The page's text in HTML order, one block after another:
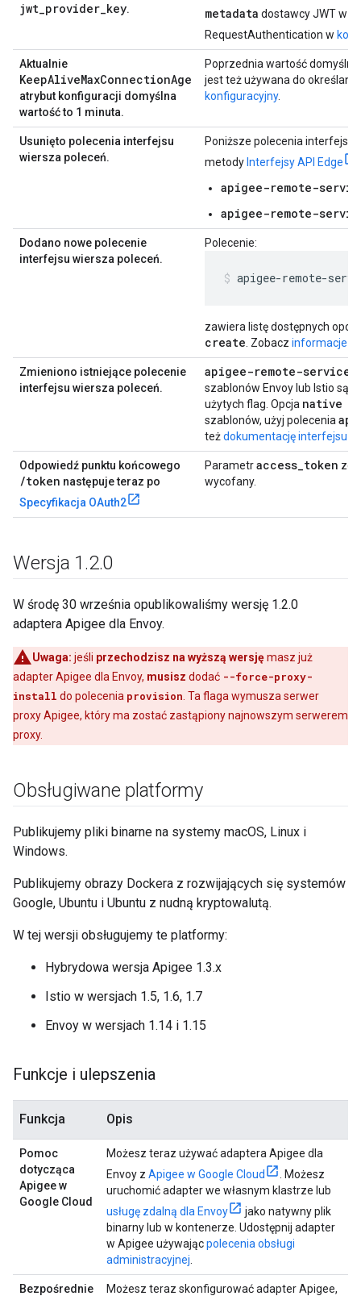
jwt_provider_key. metadata dostawcy JWT w
RequestAuthentication w
Aktualnie
KeepAliveMaxConnectionAge
atrybut konfiguracji domyślna
wartość to 1 minuta.
Poprzednia wartość
jest też używana do
konfiguracyjny.
Usunięto polecenia interfejsu
wiersza poleceń.
Poniższe polecenia interfejsu
metody Interfejsy API Edge
apigee-remote-
apigee-remote-
Dodano nowe polecenie
interfejsu wiersza poleceń.
Polecenie:
apigee-remote-
zawiera listę dostępnych
create . Zobacz informacje o
Zmieniono istniejące polecenie
interfejsu wiersza poleceń.
apigee-remote-
szablonów Envoy lub Istio są
użytych flag. Opcja native
szablonów, użyj polecenia
teżdokumentację interfejsu
Odpowiedź punktu końcowego
/token następuje teraz po
Specyfikacja OAuth2
Parametraccess_token
wycofany.
Wersja 1.2.0
W środę 30 września opublikowaliśmy wersję 1.2.0
adaptera Apigee dla Envoy.
Uwaga: jeśli przechodzisz na wyższą wersjęmasz już
adapter Apigee dla Envoy, musisz dodać --force-proxy-
install do polecenia provision . Ta flaga wymusza serwer
proxy Apigee, który ma zostać zastąpiony najnowszym serwerem
proxy.
Obsługiwane platformy
Publikujemy pliki binarne na systemy macOS, Linux i
Windows.
Publikujemy obrazy Dockera z rozwijających się systemów
Google, Ubuntu i Ubuntu z nudną kryptowalutą.
W tej wersji obsługujemy te platformy:
Hybrydowa wersja Apigee 1.3.x
Istio w wersjach 1.5, 1.6, 1.7
Envoy w wersjach 1.14 i 1.15
Funkcje i ulepszenia
Funkcja Opis
Pomoc
dotycząca
Apigee w
Google Cloud
Możesz teraz używać adaptera Apigee dla
Envoy z Apigee w Google Cloud
. Możesz
uruchomić adapter we własnym klastrze lub
usługę zdalną dla Envoy
jako natywny plik
binarny lub w kontenerze. Udostępnij adapter
w Apigee używającpolecenia obsługi
administracyjnej
Bezpośrednie Możesz teraz skonfigurować adapter Apigee,